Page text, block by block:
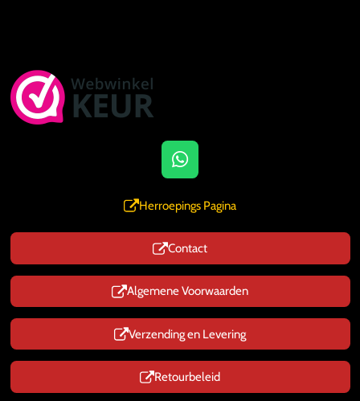
W
h
a
s
A
p
p
Herroepings Pagina
Contact
Algemene Voorwaarden
Verzending en Levering
Retourbeleid